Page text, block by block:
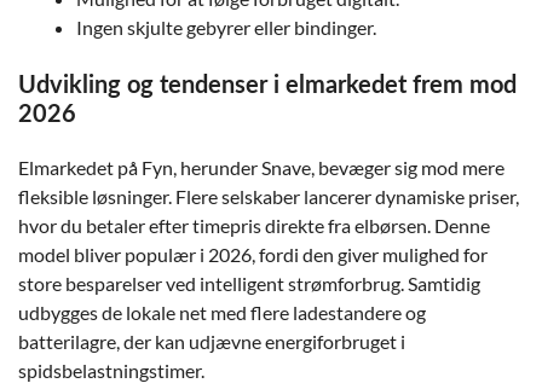
Ingen skjulte gebyrer eller bindinger.
Udvikling og tendenser i elmarkedet frem mod
2026
Elmarkedet på Fyn, herunder Snave, bevæger sig mod mere
fleksible løsninger. Flere selskaber lancerer dynamiske priser,
hvor du betaler efter timepris direkte fra elbørsen. Denne
model bliver populær i 2026, fordi den giver mulighed for
store besparelser ved intelligent strømforbrug. Samtidig
udbygges de lokale net med flere ladestandere og
batterilagre, der kan udjævne energiforbruget i
spidsbelastningstimer.